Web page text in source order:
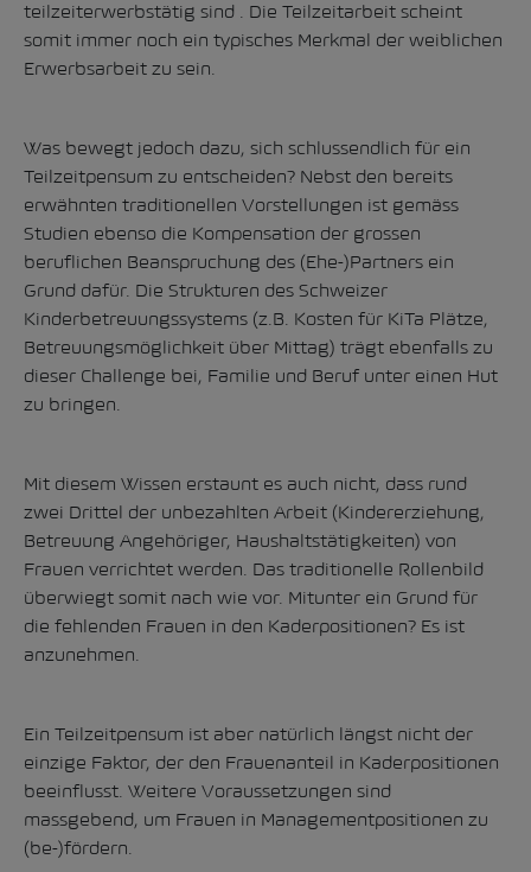
teilzeiterwerbstätig sind . Die Teilzeitarbeit scheint
somit immer noch ein typisches Merkmal der weiblichen
Erwerbsarbeit zu sein.
Was bewegt jedoch dazu, sich schlussendlich für ein
Teilzeitpensum zu entscheiden? Nebst den bereits
erwähnten traditionellen Vorstellungen ist gemäss
Studien ebenso die Kompensation der grossen
beruflichen Beanspruchung des (Ehe-)Partners ein
Grund dafür. Die Strukturen des Schweizer
Kinderbetreuungssystems (z.B. Kosten für KiTa Plätze,
Betreuungsmöglichkeit über Mittag) trägt ebenfalls zu
dieser Challenge bei, Familie und Beruf unter einen Hut
zu bringen.
Mit diesem Wissen erstaunt es auch nicht, dass rund
zwei Drittel der unbezahlten Arbeit (Kindererziehung,
Betreuung Angehöriger, Haushaltstätigkeiten) von
Frauen verrichtet werden. Das traditionelle Rollenbild
überwiegt somit nach wie vor. Mitunter ein Grund für
die fehlenden Frauen in den Kaderpositionen? Es ist
anzunehmen.
Ein Teilzeitpensum ist aber natürlich längst nicht der
einzige Faktor, der den Frauenanteil in Kaderpositionen
beeinflusst. Weitere Voraussetzungen sind
massgebend, um Frauen in Managementpositionen zu
(be-)fördern.